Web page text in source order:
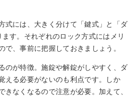
式には、大きく分けて「鍵式」と「ダ
す。それぞれのロック方式にはメリ
で、事前に把握しておきましょう。
のが特徴。施錠や解錠がしやすく、ダ
える必要がないのも利点です。しか
きなくなるので注意が必要。加えて、